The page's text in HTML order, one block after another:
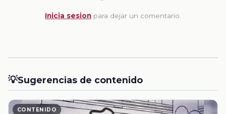
Inicia sesion para dejar un comentario.
💡Sugerencias de contenido
CONTENIDO